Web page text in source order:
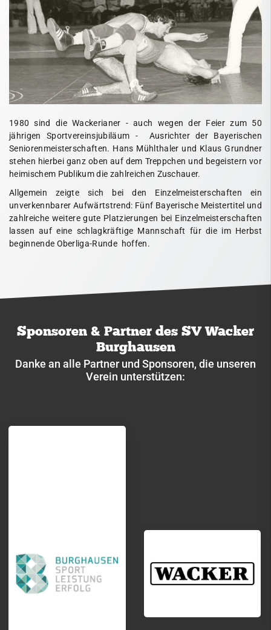
1980 sind die Wackerianer - auch wegen der Feier zum 50
jährigen Sportvereinsjubiläum - Ausrichter der Bayerischen
Seniorenmeisterschaften. Hans Mühlthaler und Klaus Grundner
stehen hierbei ganz oben auf dem Treppchen und begeistern vor
heimischem Publikum die zahlreichen Zuschauer.
Allgemein zeigte sich bei den Einzelmeisterschaften ein
unverkennbarer Aufwärtstrend: Fünf Bayerische Meistertitel und
zahlreiche weitere gute Platzierungen bei Einzelmeisterschaften
lassen auf eine schlagkräftige Mannschaft für die im Herbst
beginnende Oberliga-Runde hoffen.
Sponsoren & Partner des SV Wacker
Burghausen
Danke an alle Partner und Sponsoren, die unseren
Verein unterstützen: